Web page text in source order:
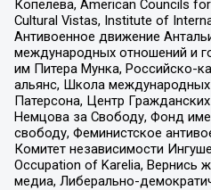
Копелева, American Councils
Cultural Vistas, Institute of
Антивоенное движение
международных отношений и
им Питера Мунка, Российско-
альянс, Школа
Патерсона, Центр
Немцова за Свободу, Фонд
свободу, Феминистское
Комитет независимости
Occupation of Karelia,
медиа, Либерально-